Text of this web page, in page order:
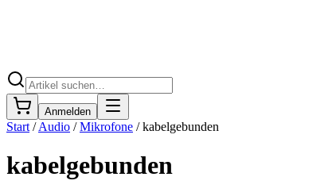
Anmelden
Start /Audio /Mikrofone /kabelgebunden
kabelgebunden